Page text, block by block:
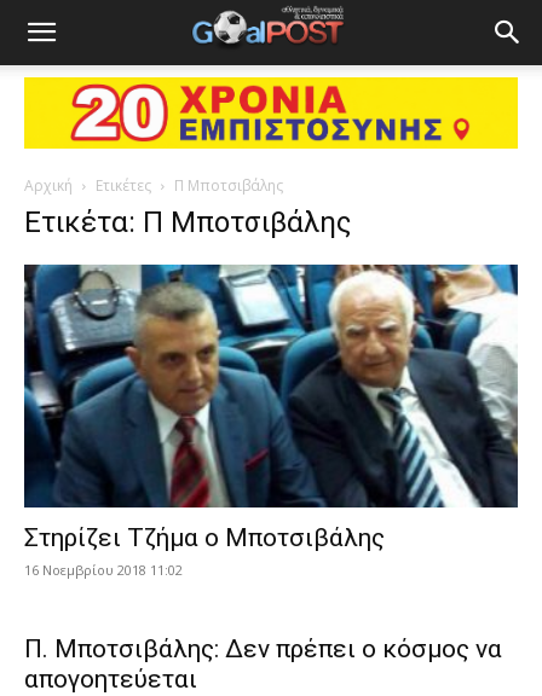
Αρχική Ετικέτες Π Μποτσιβάλης
Ετικέτα: Π Μποτσιβάλης
Στηρίζει Τζήμα ο Μποτσιβάλης
16 Νοεμβρίου 2018 11:02
Π. Μποτσιβάλης: Δεν πρέπει ο κόσμος να
απογοητεύεται